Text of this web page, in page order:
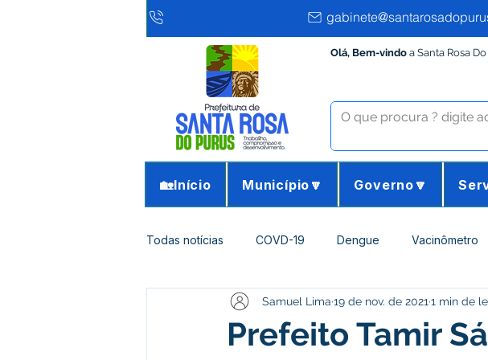
Olá, Bem-vindo a Santa Rosa
🏡Início Município🔽 Governo🔽
Todas notícias COVD-19 Dengue Vacinômetro
Infraestrutura e Obras Agricultura e Meio Ambiente
Prefeito Tamir
Samuel Lima 19 de nov. de 2021 1 min de